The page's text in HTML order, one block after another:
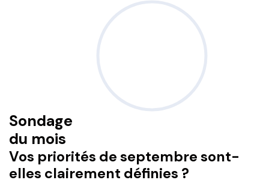
Sondage
du mois
Vos priorités de septembre sont-
elles clairement définies ?